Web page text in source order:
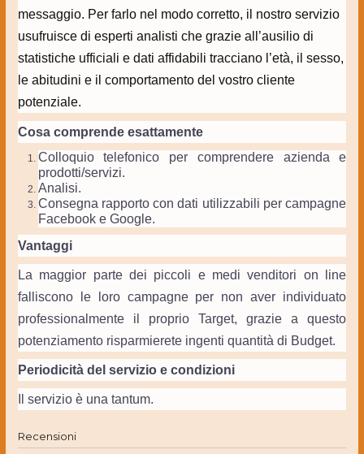
messaggio. Per farlo nel modo corretto, il nostro servizio
usufruisce di esperti analisti che grazie all’ausilio di
statistiche ufficiali e dati affidabili tracciano l’età, il sesso,
le abitudini e il comportamento del vostro cliente
potenziale.
Cosa comprende esattamente
Colloquio telefonico per comprendere azienda e
prodotti/servizi.
Analisi.
Consegna rapporto con dati utilizzabili per campagne
Facebook e Google.
Vantaggi
La maggior parte dei piccoli e medi venditori on line
falliscono le loro campagne per non aver individuato
professionalmente il proprio Target, grazie a questo
potenziamento risparmierete ingenti quantità di Budget.
Periodicità del servizio e condizioni
Il servizio è una tantum.
Recensioni